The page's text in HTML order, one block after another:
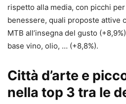
rispetto alla media, con picchi
benessere, quali proposte attive
MTB all’insegna del gusto
base vino, olio, … (+8,8%).
Città d’arte e
nella top 3 tra le